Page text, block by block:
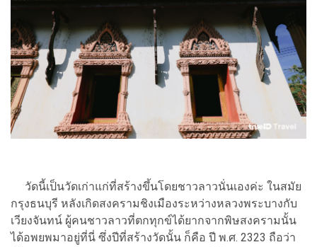
วัดนี้เป็นวัดเก่าแก่ที่สร้างขึ้นโดยชาวลาวนั่นเองค่ะ ในสมัย
กรุงธนบุรี หลังเกิดสงครามชิงเมืองระหว่างหลวงพระบางกับ
เวียงจันทน์ ผู้คนชาวลาวที่ตกทุกข์ได้ยากจากพิษสงครามนั้น
ได้อพยพมาอยู่ที่นี่ ซึ่งปีที่สร้างวัดนั้น ก็คือ ปี พ.ศ. 2323 ถือว่า